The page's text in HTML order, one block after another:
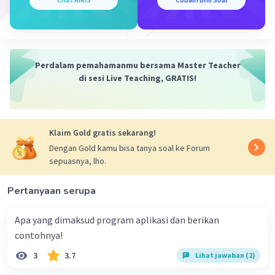
digunakan oleh malware atau program
berbahaya untuk menyebar dan menginfeksi
Beri Rating·0.0(0) Balas
Perdalam pemahamanmu bersama Master Teacher
di sesi Live Teaching, GRATIS!
Klaim Gold gratis sekarang!
Dengan Gold kamu bisa tanya soal ke Forum
sepuasnya, lho.
Pertanyaan serupa
Apa yang dimaksud program aplikasi dan berikan
contohnya!
3 3.7 Lihat jawaban (2)